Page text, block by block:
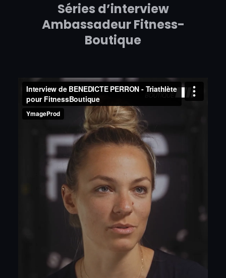
Séries d’interview
Ambassadeur Fitness-
Boutique